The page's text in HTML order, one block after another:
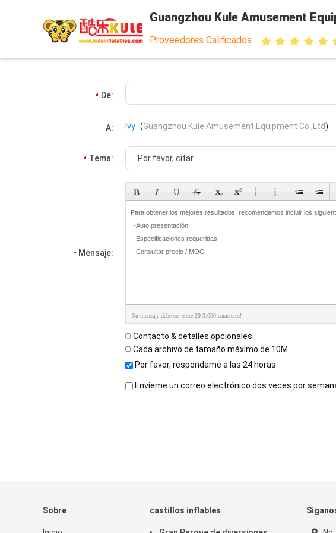
Guangzhou Kule Amusement
Proveedores Calificados
De:
A: Ivy (Guangzhou Kule Amusement Equipment Co.,Ltd)
Tema:
Mensaje:
Su mensaje debe ser entre 20-3.000 caracteres!
Contacto & detalles opcionales
Cada archivo de tamaño máximo de 10M.
Por favor, respondame a las 24 horas.
Envíeme un correo electrónico dos veces por
Sobre castillos inflables